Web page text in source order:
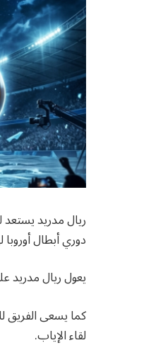
ريال مدريد
دوري أبطال
يعول ريال مدريد
كما يسعى الفريق
لقاء الإياب.